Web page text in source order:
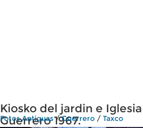
Kiosko del jardin e
Guerrero 1967.
Fotos Antiguas/Guerrero / Taxco